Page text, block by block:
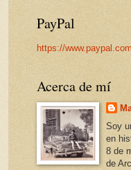
PayPal
https://
Acerca de mí
Soy
en
8 de
de